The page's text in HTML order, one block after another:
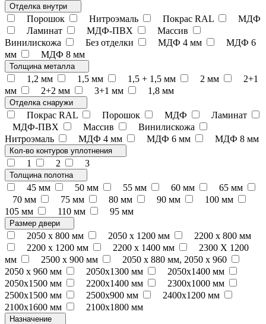
Отделка внутри
Порошок Нитроэмаль Покрас RAL
МДФ
Ламинат
МДФ-ПВХ
Массив
Винилискожа
Без отделки МДФ 4 мм
МДФ 6
мм
МДФ 8 мм
Толщина металла
1,2 мм 1,5 мм 1,5 + 1,5 мм 2 мм
2+1
мм
2+2 мм 3+1 мм 1,8 мм
Отделка снаружи
Покрас RAL Порошок МДФ
Ламинат
МДФ-ПВХ
Массив
Винилискожа
Нитроэмаль
МДФ 4 мм МДФ 6 мм МДФ 8 мм
Кол-во контуров уплотнения
1 2 3
Толщина полотна
45 мм 50 мм 55 мм 60 мм
65 мм
70 мм
75 мм 80 мм 90 мм
100 мм
105 мм
110 мм 95 мм
Размер двери
2050 x 800 мм 2050 x 1200 мм
2200 x 800 мм
2200 x 1200 мм
2200 х 1400 мм
2300 Х 1200
мм
2500 х 900 мм
2050 х 880 мм, 2050 х 960
2050 х 960 мм
2050х1300 мм
2050х1400 мм
2050х1500 мм
2200х1400 мм
2300х1000 мм
2500х1500 мм
2500х900 мм
2400х1200 мм
2100х1600 мм
2100х1800 мм
Назначение